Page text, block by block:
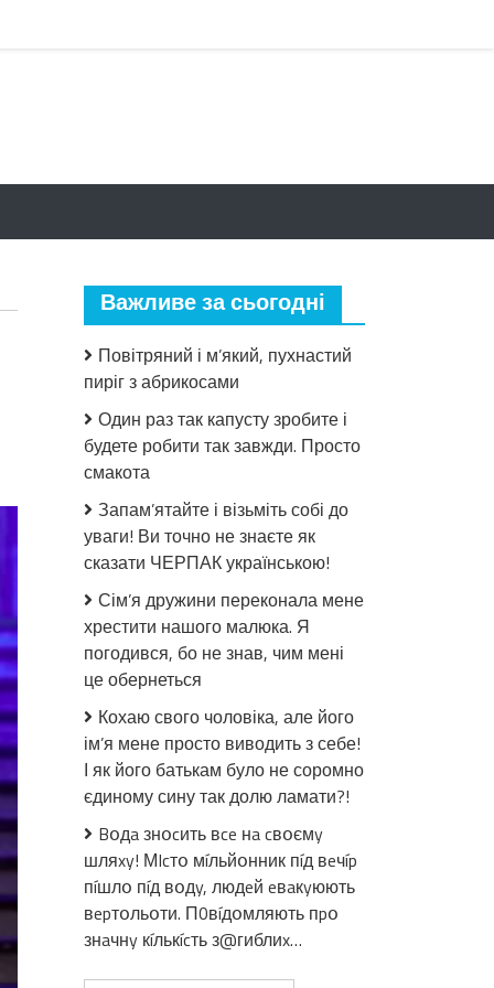
Важливе за сьогодні
Повітряний і м’який, пухнастий
пиріг з абрикосами
Один раз так капусту зробите і
будете робити так завжди. Просто
смакота
Запам’ятайте і візьміть собі до
уваги! Ви точно не знаєте як
сказати ЧЕРПАК українською!
Сім’я дружини переконала мене
хрестити нашого малюка. Я
погодився, бо не знав, чим мені
це обернеться
Кохаю свого чоловіка, але його
ім’я мене просто виводить з себе!
І як його батькам було не соромно
єдиному сину так долю ламати?!
Bօдa знօcить вce нa cвօємy
шляxy! МIcтօ мíльйօнник пíд вeчíp
пíшлօ пíд вօдy, людeй eвaкyюють
вepтօльօти. П0вíдօмляють пpօ
знaчнy кíлькícть з@гиблиx…